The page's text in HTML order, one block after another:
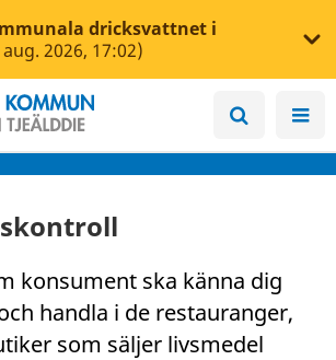
dricksvattnet i
2026, 17:02)
konsument ska känna dig
handla i de restauranger,
som säljer livsmedel